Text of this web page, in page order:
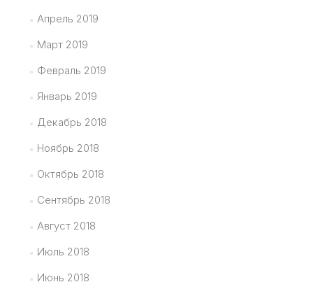
Апрель 2019
Март 2019
Февраль 2019
Январь 2019
Декабрь 2018
Ноябрь 2018
Октябрь 2018
Сентябрь 2018
Август 2018
Июль 2018
Июнь 2018